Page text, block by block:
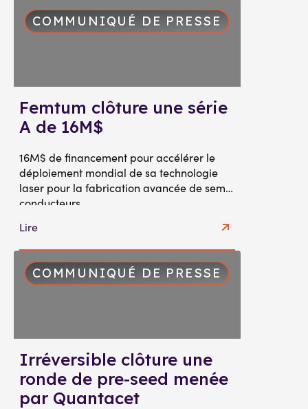
COMMUNIQUÉ DE PRESSE
Femtum clôture une série
A de 16M$
16M$ de financement pour accélérer le
déploiement mondial de sa technologie
laser pour la fabrication avancée de semi-
conducteurs
Lire
COMMUNIQUÉ DE PRESSE
Irréversible clôture une
ronde de pre-seed menée
par Quantacet